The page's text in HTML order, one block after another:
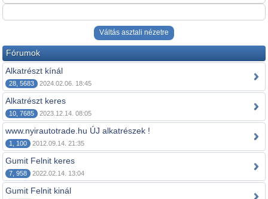
Váltás asztali nézetre
Fórumok
Alkatrészt kínál
28, 5683 2024.02.06. 18:45
Alkatrészt keres
10, 7685 2023.12.14. 08:05
www.nyirautotrade.hu ÚJ alkatrészek !
1, 100 2012.09.14. 21:35
Gumit Felnit keres
7, 958 2022.02.14. 13:04
Gumit Felnit kinál